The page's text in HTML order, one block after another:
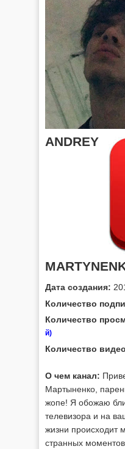
ANDREY
Дата создания:
Количество
Количество
й)
Количество
О чем канал:
Мартыненко,
жопе! Я обожаю
телевизора и на
жизни происходит
странных